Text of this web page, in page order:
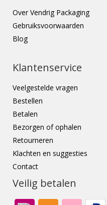
Over Vendrig Packaging
Gebruiksvoorwaarden
Blog
Klantenservice
Veelgestelde vragen
Bestellen
Betalen
Bezorgen of ophalen
Retourneren
Klachten en suggesties
Contact
Veilig betalen